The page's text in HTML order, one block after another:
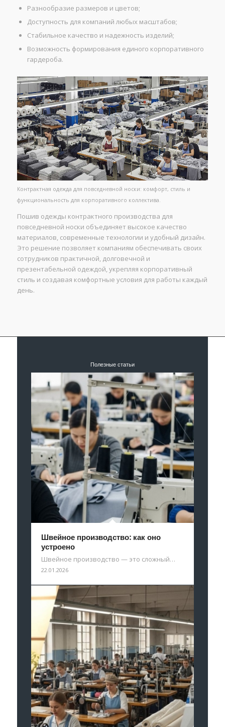
Разнообразие размеров и цветов;
Доступность для компаний любых масштабов;
Стабильное качество и надежность изделий;
Возможность формирования единого корпоративного
гардероба.
Контрактная одежда для повседневной носки: комфорт, стиль и
функциональность для корпоративного коллектива.
Пошив одежды контрактного производства для
повседневной носки объединяет высокое качество
материалов, современные технологии и удобный дизайн.
Это решение позволяет компаниям обеспечивать своих
сотрудников практичной, долговечной и
презентабельной одеждой, укрепляя корпоративный
стиль и создавая комфортные условия для работы каждый
день.
Полезные статьи
Швейное производство: как оно
устроено
Швейное производство — это сложный…
22.01.2026